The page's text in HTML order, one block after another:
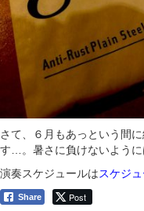
さて、６月もあっという間
す…。暑さに負けないように
演奏スケジュールはスケジ
Share Post